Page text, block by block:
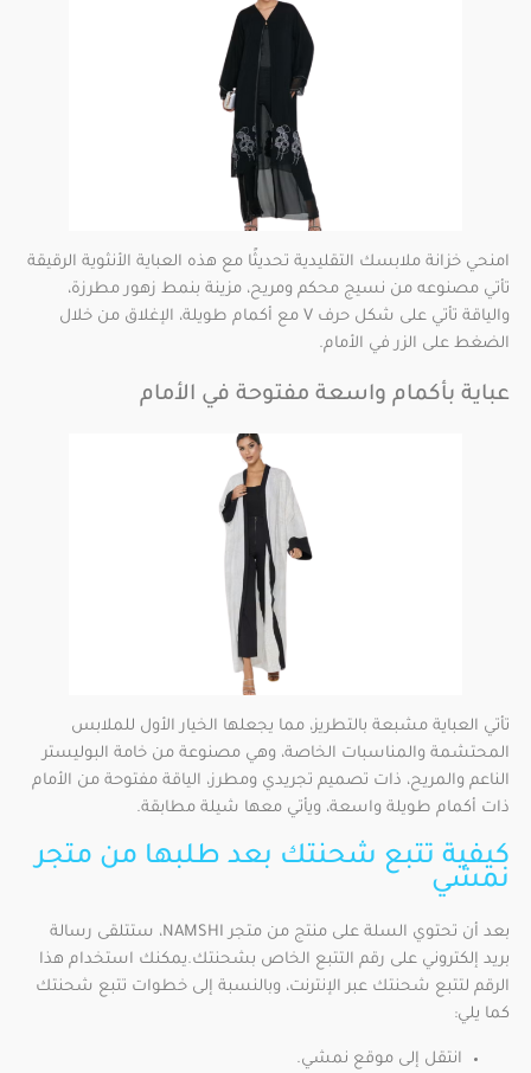
امنحي خزانة ملابسك التقليدية تحديثًا مع هذه العباية الأنثوية الرقيقة
تأتي مصنوعه من نسيج محكم ومريح، مزينة بنمط زهور مطرزة،
والياقة تأتي على شكل حرف V مع أكمام طويلة، الإغلاق من خلال
الضغط على الزر في الأمام.
عباية بأكمام واسعة مفتوحة في الأمام
تأتي العباية مشبعة بالتطريز، مما يجعلها الخيار الأول للملابس
المحتشمة والمناسبات الخاصة، وهي مصنوعة من خامة البوليستر
الناعم والمريح، ذات تصميم تجريدي ومطرز، الياقة مفتوحة من الأمام
ذات أكمام طويلة واسعة، ويأتي معها شيلة مطابقة.
كيفية تتبع شحنتك بعد طلبها من متجر
نمشي
بعد أن تحتوي السلة على منتج من متجر NAMSHI، ستتلقى رسالة
بريد إلكتروني على رقم التتبع الخاص بشحنتك.يمكنك استخدام هذا
الرقم لتتبع شحنتك عبر الإنترنت، وبالنسبة إلى خطوات تتبع شحنتك
كما يلي:
انتقل إلى موقع نمشي.